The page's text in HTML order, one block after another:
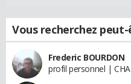
Vous recherchez
Frederic BOURDON
profil personnel |